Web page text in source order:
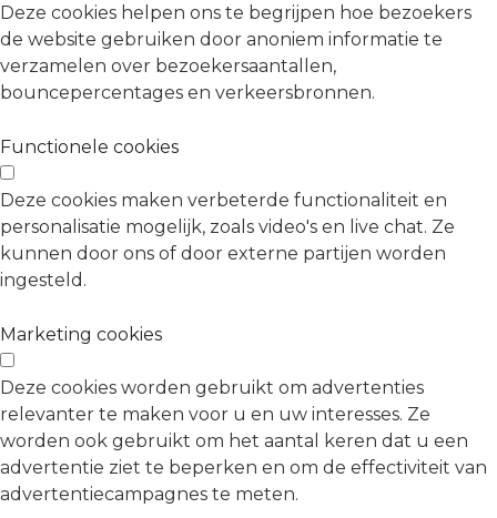
Deze cookies helpen ons te begrijpen hoe bezoekers
de website gebruiken door anoniem informatie te
verzamelen over bezoekersaantallen,
bouncepercentages en verkeersbronnen.
Functionele cookies
Deze cookies maken verbeterde functionaliteit en
personalisatie mogelijk, zoals video's en live chat. Ze
kunnen door ons of door externe partijen worden
ingesteld.
Marketing cookies
Deze cookies worden gebruikt om advertenties
relevanter te maken voor u en uw interesses. Ze
worden ook gebruikt om het aantal keren dat u een
advertentie ziet te beperken en om de effectiviteit van
advertentiecampagnes te meten.